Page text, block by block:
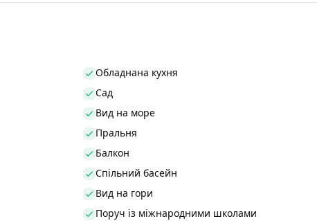
Обладнана кухня
Сад
Вид на море
Пральня
Балкон
Спільний басейн
Вид на гори
Поруч із міжнародними школами